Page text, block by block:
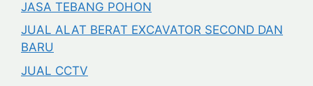
JASA TEBANG POHON
JUAL ALAT BERAT EXCAVATOR SECOND DAN
BARU
JUAL CCTV